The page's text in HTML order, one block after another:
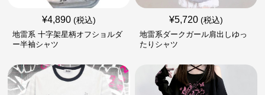
¥4,890 (税込)
地雷系 十字架星柄オフショルダ
ー半袖シャツ
¥5,720 (税込)
地雷系ダークガール肩出しゆっ
たりシャツ